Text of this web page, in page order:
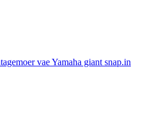
vae Yamaha giant snap.in